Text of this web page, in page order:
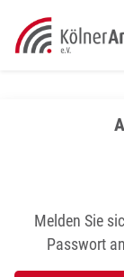
content
Melden Sie
Passwort